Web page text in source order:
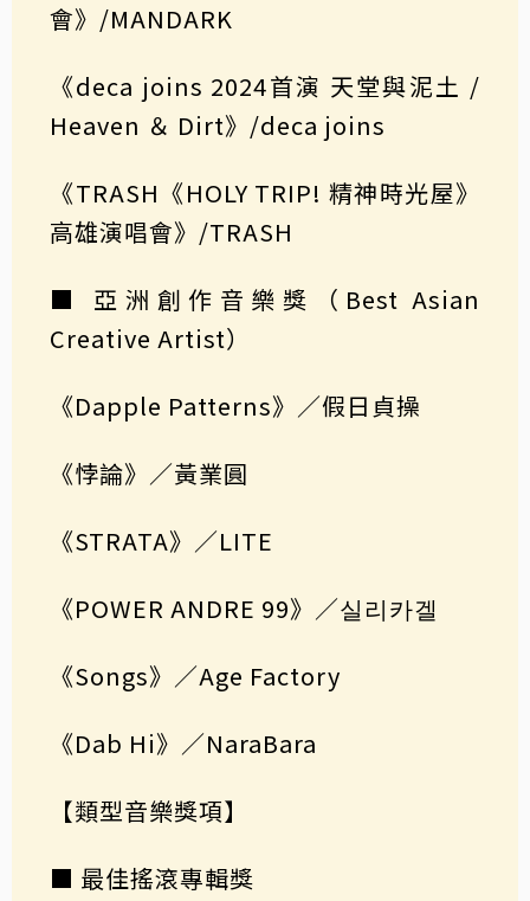
會》/MANDARK
《deca joins 2024首演 天堂與泥土 /
Heaven ＆ Dirt》/deca joins
《TRASH《HOLY TRIP! 精神時光屋》
高雄演唱會》/TRASH
■ 亞洲創作音樂獎（Best Asian
Creative Artist）
《Dapple Patterns》／假日貞操
《悖論》／黃業圓
《STRATA》／LITE
《POWER ANDRE 99》／실리카겔
《Songs》／Age Factory
《Dab Hi》／NaraBara
【類型音樂獎項】
■ 最佳搖滾專輯獎